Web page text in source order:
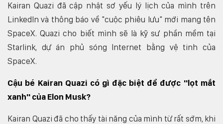
Kairan Quazi đã cập nhật sơ yếu lý lịch của mình trên
LinkedIn và thông báo về "cuộc phiêu lưu" mới mang tên
SpaceX. Quazi cho biết mình sẽ là kỹ sư phần mềm tại
Starlink, dự án phủ sóng Internet bằng vệ tinh của
SpaceX.
Cậu bé Kairan Quazi có gì đặc biệt để được "lọt mắt
xanh" của Elon Musk?
Kairan Quazi đã cho thấy tài năng của mình từ rất sớm, khi